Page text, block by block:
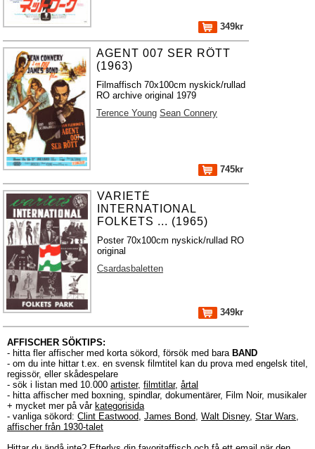
349kr
AGENT 007 SER RÖTT
(1963)
Filmaffisch 70x100cm nyskick/rullad
RO archive original 1979
Terence Young Sean Connery
745kr
VARIETÉ
INTERNATIONAL
FOLKETS ... (1965)
Poster 70x100cm nyskick/rullad RO
original
Csardasbaletten
349kr
AFFISCHER SÖKTIPS:
- hitta fler affischer med korta sökord, försök med bara BAND
- om du inte hittar t.ex. en svensk filmtitel kan du prova med engelsk titel,
regissör, eller skådespelare
- sök i listan med 10.000 artister, filmtitlar, årtal
- hitta affischer med boxning, spindlar, dokumentärer, Film Noir, musikaler
+ mycket mer på vår kategorisida
- vanliga sökord: Clint Eastwood, James Bond, Walt Disney, Star Wars,
affischer från 1930-talet